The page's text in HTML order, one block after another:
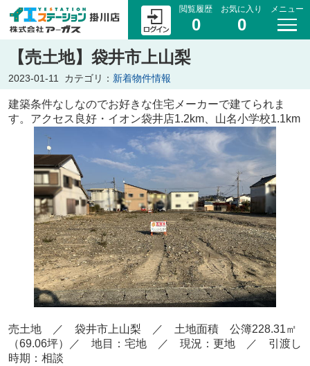
閲覧履歴
0
お気に入り
0
メニュー
【売土地】袋井市上山梨
2023-01-11 カテゴリ： 新着物件情報
建築条件なしなのでお好きな住宅メーカーで建てられま
す。アクセス良好・イオン袋井店1.2km、山名小学校1.1km
売土地 ／ 袋井市上山梨 ／ 土地面積 公簿228.31㎡
（69.06坪）／ 地目：宅地 ／ 現況：更地 ／ 引渡し
時期：相談